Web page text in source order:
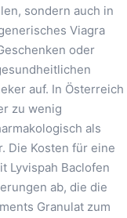
sondern auch in
Viagra
oder
auf. In Österreich
zu wenig
als
Die Kosten für eine
Lyvispah Baclofen
ab, die die
Granulat zum